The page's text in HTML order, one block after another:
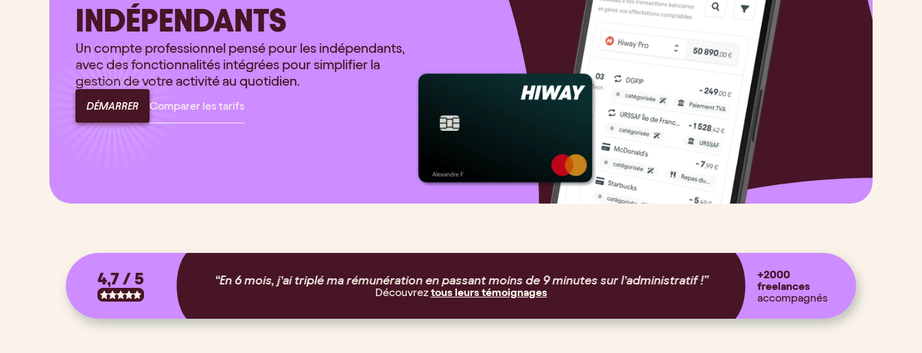
INDÉPENDANTS
Un compte professionnel pensé pour les indépendants,
avec des fonctionnalités intégrées pour simplifier la
gestion de votre activité au quotidien.
DÉMARRER Comparer les tarifs
4,7 / 5
en passant moins de 9 minutes sur l’administratif !” “Je peux me concentrer exclusivement sur ce que j’aime faire, mon job.”
Découvreztous leurs témoignages
+2000
freelances
accompagnés